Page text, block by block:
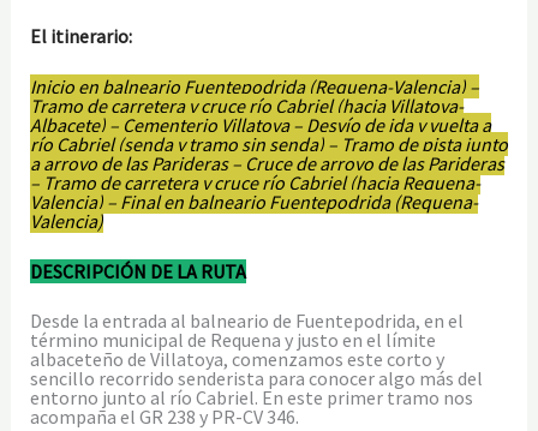
El itinerario:
Inicio en balneario Fuentepodrida (Requena-Valencia) –
Tramo de carretera y cruce río Cabriel (hacia Villatoya-
Albacete) – Cementerio Villatoya – Desvío de ida y vuelta a
río Cabriel (senda y tramo sin senda) – Tramo de pista junto
a arroyo de las Parideras – Cruce de arroyo de las Parideras
– Tramo de carretera y cruce río Cabriel (hacia Requena-
Valencia) – Final en balneario Fuentepodrida (Requena-
Valencia)
DESCRIPCIÓN DE LA RUTA
Desde la entrada al balneario de Fuentepodrida, en el
término municipal de Requena y justo en el límite
albaceteño de Villatoya, comenzamos este corto y
sencillo recorrido senderista para conocer algo más del
entorno junto al río Cabriel. En este primer tramo nos
acompaña el GR 238 y PR-CV 346.